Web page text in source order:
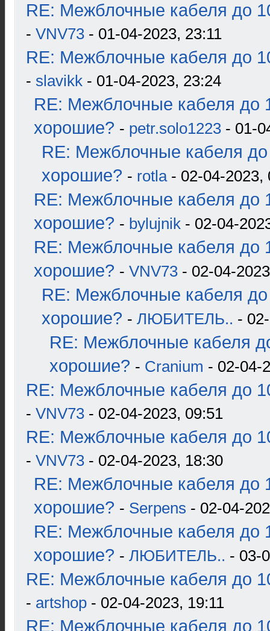
RE: Межблочные кабеля до
- VNV73 - 01-04-2023, 23:11
RE: Межблочные кабеля до
- slavikk - 01-04-2023, 23:24
RE: Межблочные кабеля до
хорошие? - petr.solo1223 - 01-
RE: Межблочные кабеля до
хорошие? - rotla- 02-04-2023,
RE: Межблочные кабеля до
хорошие? - bylujnik - 02-04-
RE: Межблочные кабеля до
хорошие? - VNV73 - 02-04-
RE: Межблочные кабеля до
хорошие? - ЛЮБИТЕЛЬ.. -
RE: Межблочные кабеля
хорошие? - Cranium - 02-04-
RE: Межблочные кабеля до
- VNV73 - 02-04-2023, 09:51
RE: Межблочные кабеля до
- VNV73 - 02-04-2023, 18:30
RE: Межблочные кабеля до
хорошие? - Serpens - 02-04-
RE: Межблочные кабеля до
хорошие? - ЛЮБИТЕЛЬ.. - 03-
RE: Межблочные кабеля до
- artshop - 02-04-2023, 19:11
RE: Межблочные кабеля до